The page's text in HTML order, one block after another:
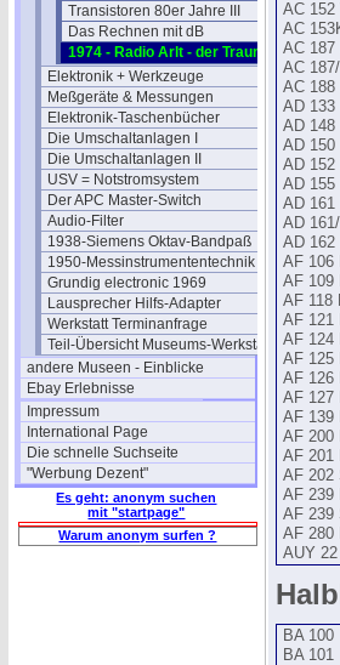
Transistoren 80er Jahre III
Das Rechnen mit dB
1974 - Radio Arlt - der Traumladen
Elektronik + Werkzeuge
Meßgeräte & Messungen
Elektronik-Taschenbücher
Die Umschaltanlagen I
Die Umschaltanlagen II
USV = Notstromsystem
Der APC Master-Switch
Audio-Filter
1938-Siemens Oktav-Bandpaß
1950-Messinstrumententechnik
Grundig electronic 1969
Lausprecher Hilfs-Adapter
Werkstatt Terminanfrage
Teil-Übersicht Museums-Werkstatt
andere Museen - Einblicke
Ebay Erlebnisse
Impressum
International Page
Die schnelle Suchseite
"Werbung Dezent"
Es geht: anonym suchen
mit "startpage"
Warum anonym surfen ?
AC 152
AC
AC 187
AC
AC 188
AD 133
AD 148
AD 150
AD 152
AD 155
AD 161
AD
AD 162
AF 106
AF 109
AF 118
AF 121
AF 124
AF 125
AF 126
AF 127
AF 139
AF 200
AF 201
AF 202
AF 239
AF 239
AF 280
AUY 22
BA 100
BA 101